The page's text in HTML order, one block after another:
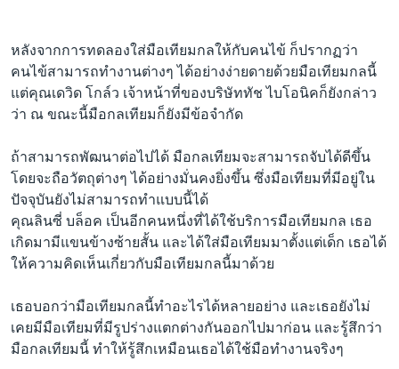
หลังจากการทดลองใส่มือเทียมกลให้กับคนไข้ ก็ปรากฏว่า
คนไข้สามารถทำงานต่างๆ ได้อย่างง่ายดายด้วยมือเทียมกลนี้
แต่คุณเดวิด โกล์ว เจ้าหน้าที่ของบริษัททัช ไบโอนิคก็ยังกล่าว
ว่า ณ ขณะนี้มือกลเทียมก็ยังมีข้อจำกัด
ถ้าสามารถพัฒนาต่อไปได้ มือกลเทียมจะสามารถจับได้ดีขึ้น
โดยจะถือวัตถุต่างๆ ได้อย่างมั่นคงยิ่งขึ้น ซึ่งมือเทียมที่มีอยู่ใน
ปัจจุบันยังไม่สามารถทำแบบนี้ได้
คุณลินซี่ บล็อค เป็นอีกคนหนึ่งที่ได้ใช้บริการมือเทียมกล เธอ
เกิดมามีแขนข้างซ้ายสั้น และได้ใส่มือเทียมมาตั้งแต่เด็ก เธอได้
ให้ความคิดเห็นเกี่ยวกับมือเทียมกลนี้มาด้วย
เธอบอกว่ามือเทียมกลนี้ทำอะไรได้หลายอย่าง และเธอยังไม่
เคยมีมือเทียมที่มีรูปร่างแตกต่างกันออกไปมาก่อน และรู้สึกว่า
มือกลเทียมนี้ ทำให้รู้สึกเหมือนเธอได้ใช้มือทำงานจริงๆ